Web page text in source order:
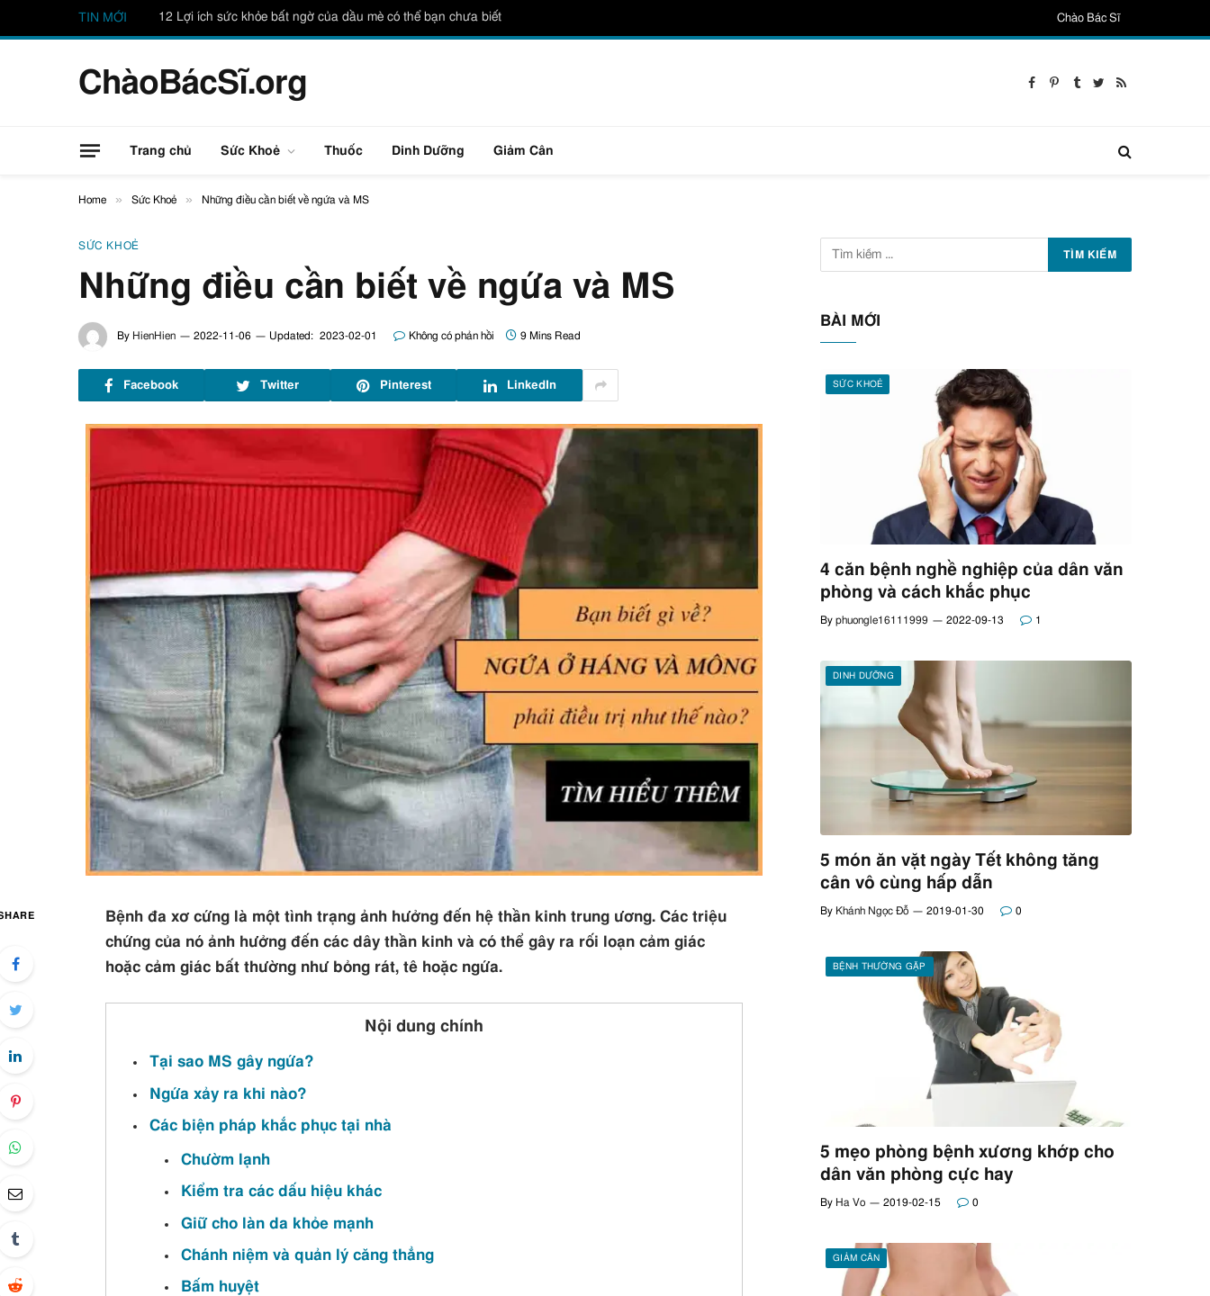
TIN MỚI 12 Lợi ích sức khỏe bất ngờ của dầu mè có thể bạn chưa biết Chào Bác Sĩ
ChàoBácSĩ.org Facebook
Pinterest
TumblrTwitterRSS
Trang chủ Sức Khoẻ Thuốc Dinh Dưỡng Giảm Cân
Home » Sức Khoẻ » Những điều cần biết về ngứa và MS
SỨC KHOẺ
Những điều cần biết về ngứa và MS
By HienHien 2022-11-06 Updated: 2023-02-01 Không có phản hồi 9 Mins Read
Facebook Twitter Pinterest LinkedIn
Bệnh đa xơ cứng là một tình trạng ảnh hưởng đến hệ thần kinh trung ương. Các triệu
chứng của nó ảnh hưởng đến các dây thần kinh và có thể gây ra rối loạn cảm giác
hoặc cảm giác bất thường như bỏng rát, tê hoặc ngứa.
Nội dung chính
Tại sao MS gây ngứa?
Ngứa xảy ra khi nào?
Các biện pháp khắc phục tại nhà
Chườm lạnh
Kiểm tra các dấu hiệu khác
Giữ cho làn da khỏe mạnh
Chánh niệm và quản lý căng thẳng
Bấm huyệt
BÀI MỚI
SỨC KHOẺ
4 căn bệnh nghề nghiệp của dân văn
phòng và cách khắc phục
By phuongle16111999 2022-09-13 1
DINH DƯỠNG
5 món ăn vặt ngày Tết không tăng
cân vô cùng hấp dẫn
By Khánh Ngọc Đỗ 2019-01-30 0
BỆNH THƯỜNG GẶP
5 mẹo phòng bệnh xương khớp cho
dân văn phòng cực hay
By Ha Vo 2019-02-15 0
GIẢM CÂN